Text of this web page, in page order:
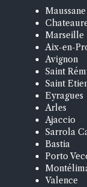
Marseille
Aix-en-
Avignon
Saint
Saint
Eyragues
Arles
Ajaccio
Sarrola
Bastia
Porto
Valence